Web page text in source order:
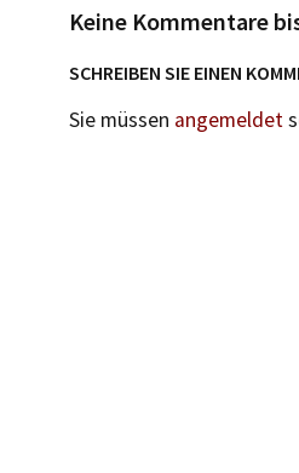
Keine Kommentare
SCHREIBEN SIE EINEN
Sie müssen angemeldet